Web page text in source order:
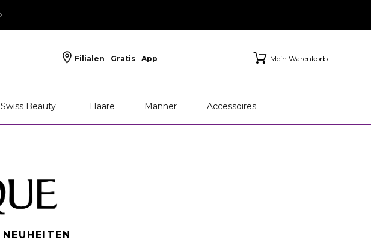
Filialen Gratis App Mein Warenkorb
Swiss Beauty Haare Männer Accessoires
NEUHEITEN